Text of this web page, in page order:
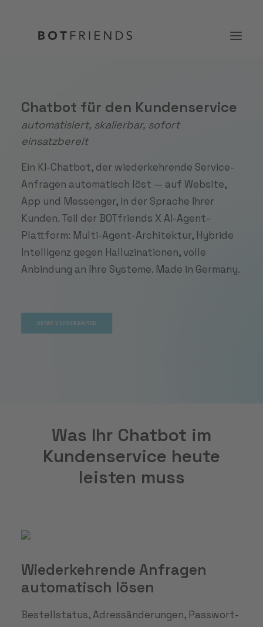
Produkt
Lösungen
Case Studies
Preise
Wissen
Über uns
DEMO VEREINBAREN
Chatbot für den Kundenservice
automatisiert, skalierbar, sofort
einsatzbereit
Ein KI-Chatbot, der wiederkehrende Service-
Anfragen automatisch löst — auf Website,
App und Messenger, in der Sprache Ihrer
Kunden. Teil der BOTfriends X AI-Agent-
Plattform: Multi-Agent-Architektur, Hybride
Intelligenz gegen Halluzinationen, volle
Anbindung an Ihre Systeme. Made in Germany.
DEMO VEREINBAREN
Was Ihr Chatbot im
Kundenservice heute
leisten muss
Wiederkehrende Anfragen
automatisch lösen
Bestellstatus, Adressänderungen, Passwort-